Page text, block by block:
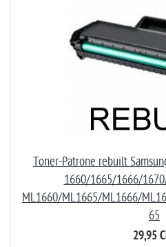
Toner-Patrone rebuilt
1660/1665/1666/
ML1660/ML1665/ML1666/
65
29,95